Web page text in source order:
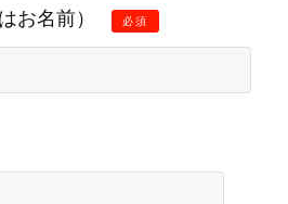
お名前） 必須